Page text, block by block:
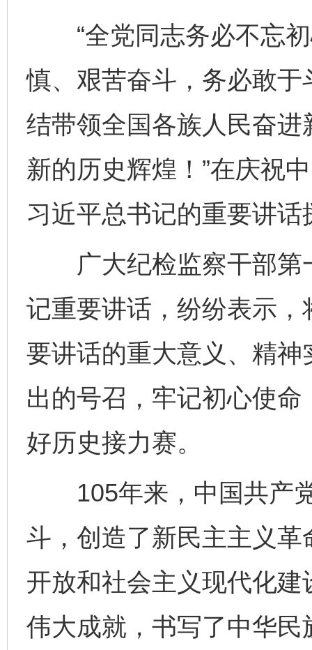
“全党同志务必不忘初
慎、艰苦奋斗，务必敢
结带领全国各族人民奋
新的历史辉煌！”在庆祝
习近平总书记的重要讲
广大纪检监察干部第
记重要讲话，纷纷表示
要讲话的重大意义、精
出的号召，牢记初心使
好历史接力赛。
105年来，中国共产党
斗，创造了新民主主义
开放和社会主义现代化
伟大成就，书写了中华